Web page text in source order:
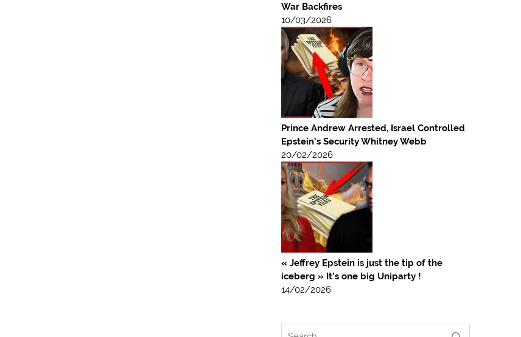
War Backfires
10/03/2026
Prince Andrew Arrested, Israel Controlled
Epstein’s Security Whitney Webb
20/02/2026
« Jeffrey Epstein is just the tip of the
iceberg » It’s one big Uniparty !
14/02/2026